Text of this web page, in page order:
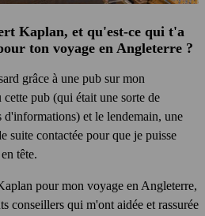
Kaplan, et qu'est-ce qui t'a
ton voyage en Angleterre ?
grâce à une pub sur mon
pub (qui était une sorte de
et le lendemain, une
suite contactée pour que je puisse
tête.
pour mon voyage en Angleterre,
conseillers qui m'ont aidée et rassurée